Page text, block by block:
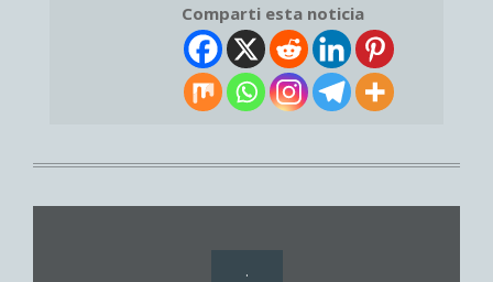
Comparti esta noticia
.